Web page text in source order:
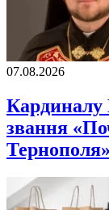
07.08.2026
Кардиналу
звання
Тернополя»